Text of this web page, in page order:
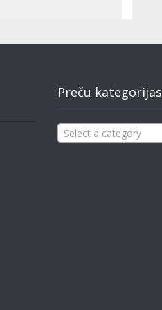
Preču kategorijas
Select a category